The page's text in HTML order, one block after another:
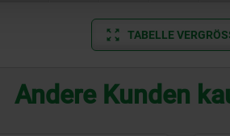
TABELLE
Andere Kunden